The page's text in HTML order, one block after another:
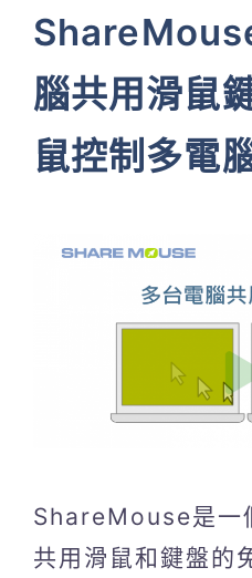
腦共用滑鼠
鼠控制多電
ShareMouse是一
共用滑鼠和鍵盤的